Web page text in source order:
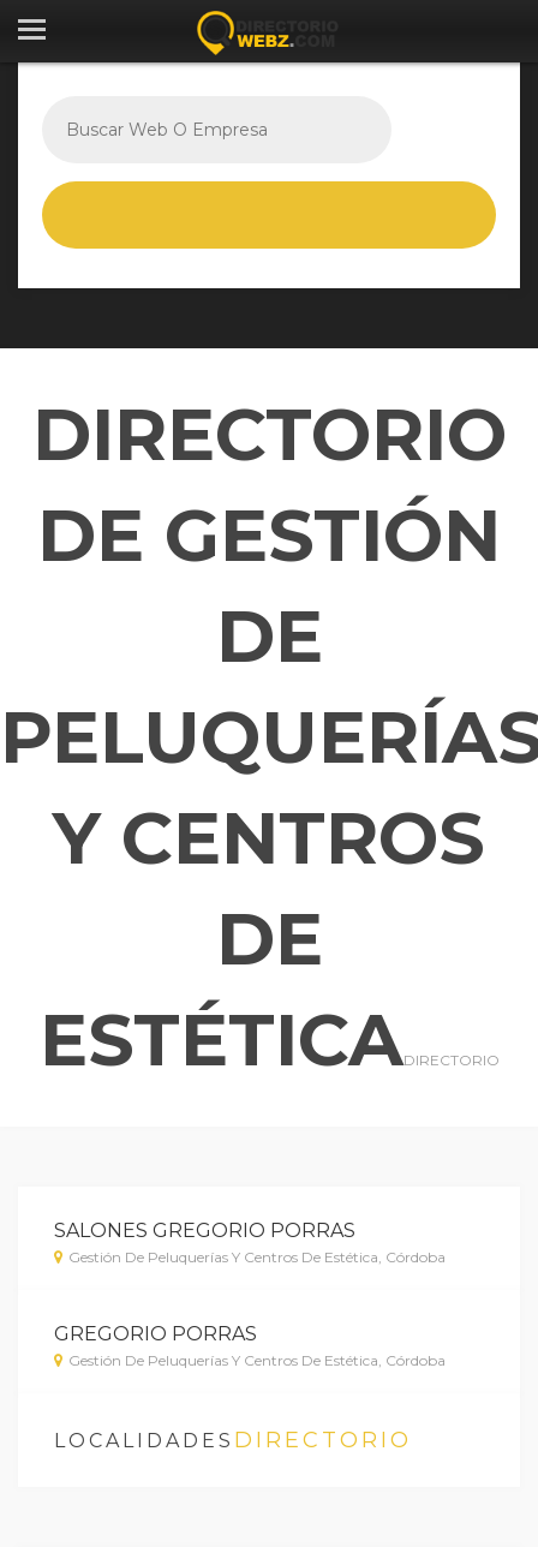
DIRECTORIO
DE GESTIÓN
DE
Y CENTROS
DE
ESTÉTICADIRECTORIO
SALONES GREGORIO PORRAS
Gestión De Peluquerías Y Centros De Estética, Córdoba
GREGORIO PORRAS
Gestión De Peluquerías Y Centros De Estética, Córdoba
LOCALIDADES DIRECTORIO